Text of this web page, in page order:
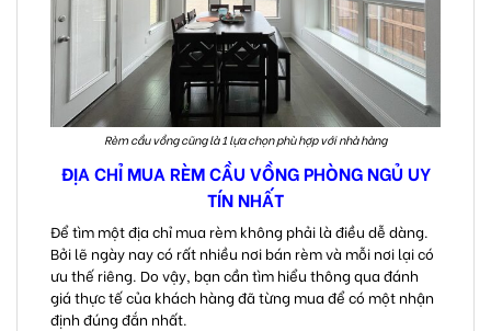
Rèm cầu vồng cũng là 1 lựa chọn phù hợp với nhà hàng
ĐỊA CHỈ MUA RÈM CẦU VỒNG PHÒNG NGỦ UY
TÍN NHẤT
Để tìm một địa chỉ mua rèm không phải là điều dễ dàng.
Bởi lẽ ngày nay có rất nhiều nơi bán rèm và mỗi nơi lại có
ưu thế riêng. Do vậy, bạn cần tìm hiểu thông qua đánh
giá thực tế của khách hàng đã từng mua để có một nhận
định đúng đắn nhất.